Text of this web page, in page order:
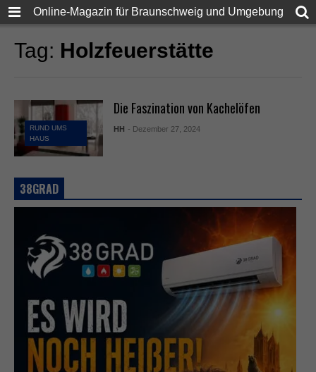
Online-Magazin für Braunschweig und Umgebung
Tag: Holzfeuerstätte
RUND UMS
HAUS
Die Faszination von Kachelöfen
HH - Dezember 27, 2024
38GRAD